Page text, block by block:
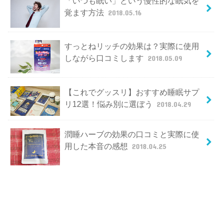
覚ます方法 2018.05.16
すっとねリッチの効果は？実際に使用
しながら口コミします 2018.05.09
【これでグッスリ】おすすめ睡眠サプ
リ12選！悩み別に選ぼう
2018.04.29
潤睡ハーブの効果の口コミと実際に使
用した本音の感想 2018.04.25